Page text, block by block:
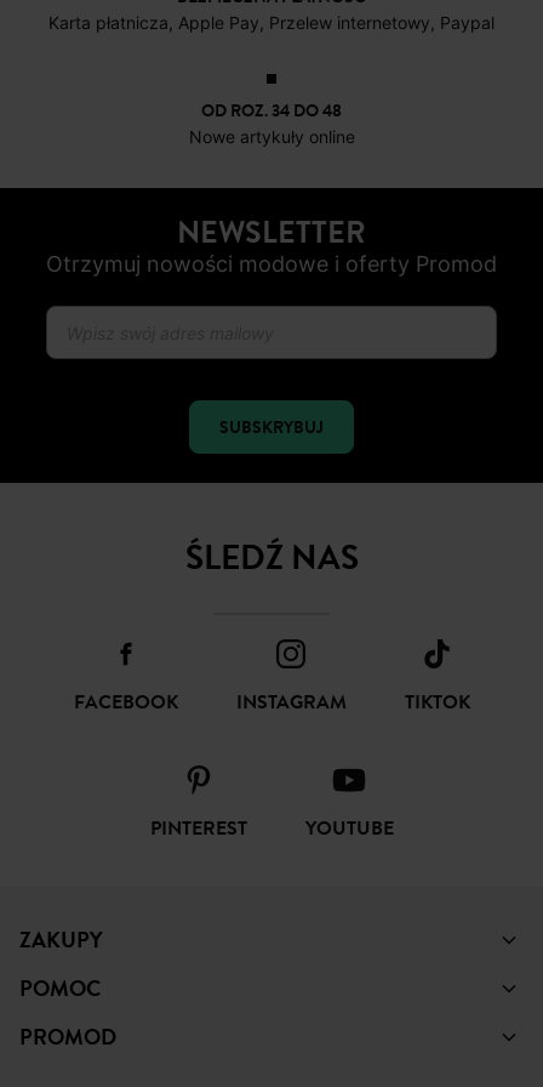
Karta płatnicza, Apple Pay, Przelew internetowy, Paypal
OD ROZ. 34 DO 48
Nowe artykuły online
NEWSLETTER
Otrzymuj nowości modowe i oferty Promod
SUBSKRYBUJ
ŚLEDŹ NAS
FACEBOOK INSTAGRAM TIKTOK
PINTEREST YOUTUBE
ZAKUPY
POMOC
PROMOD